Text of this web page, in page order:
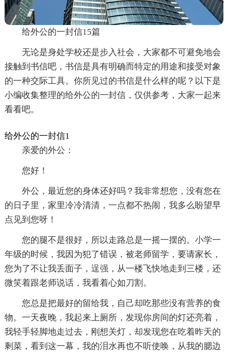
给外公的一封信15篇
无论是身处学校还是步入社会，大家都不可避免地会
接触到书信吧，书信是具有明确而特定的用途和接受对象
的一种交际工具。你所见过的书信是什么样的呢？以下是
小编收集整理的给外公的一封信，仅供参考，大家一起来
看看吧。
给外公的一封信1
亲爱的外公：
您好！
外公，最近您的身体还好吗？我非常想您，没有您在
的日子里，家里冷冷清清，一点都不热闹，我多么盼望早
点见到您呀！
您的腿不是很好，所以走路总是一摇一摆的。小学一
年级的时候，我因为犯了错误，被老师留学，要请家长，
您为了不让我丢面子，逞强，从一楼飞快地走到三楼，还
微笑着跟老师说话，我看着心如刀割。
您总是把最好的留给我，自己却吃那些没有营养的食
物。一天夜晚，我起来上厕所，发现你房间的灯还亮着，
我轻手轻脚地走过去，刚想关灯，却发现您在吃着昨天的
剩菜，看到这一幕，我的泪水再也不听使唤，从我的腮边